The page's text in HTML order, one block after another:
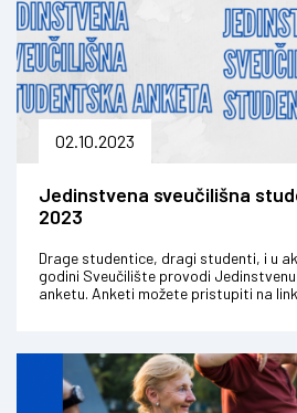
02.10.2023
Jedinstvena sveučilišna
2023
Drage studentice, dragi studenti, i u
godini Sveučilište provodi
anketu. Anketi možete pristupiti na